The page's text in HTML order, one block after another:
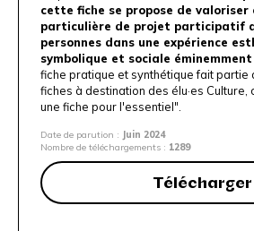
cette fiche se propose de valoriser
particulière de projet participatif
personnes dans une expérience
symbolique et sociale
fiche pratique et synthétique fait partie
fiches à destination des élu·es Culture,
une fiche pour l'essentiel".
Date de parution : Juin 2024
Nombre de téléchargements : 1289
Télécharger